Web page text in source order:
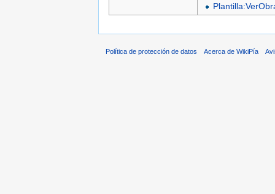
Política de protección de datos Acerca de WikiPía